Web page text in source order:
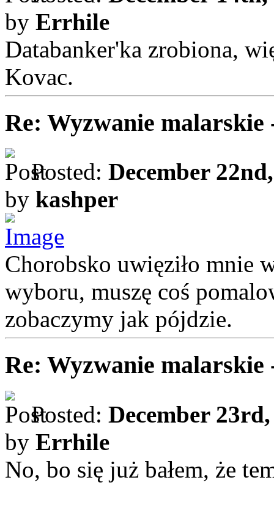
by Errhile
Databanker'ka zrobiona,
Kovac.
Re: Wyzwanie malarskie
Posted: December
by kashper
Chorobsko uwięziło mnie
wyboru, muszę coś
zobaczymy jak pójdzie.
Re: Wyzwanie malarskie
Posted: December
by Errhile
No, bo się już bałem, że